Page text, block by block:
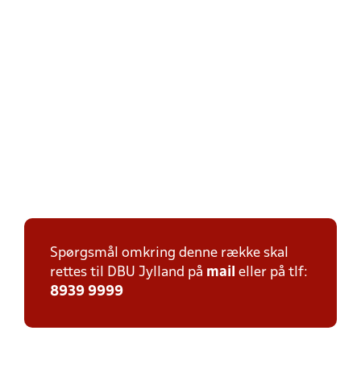
Spørgsmål omkring denne række skal
rettes til DBU Jylland på mail eller på tlf:
8939 9999